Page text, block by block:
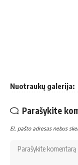
Nuotraukų galerija:
Parašykite
El. pašto adresas nebus